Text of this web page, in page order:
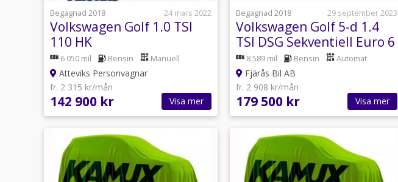
Begagnad 2018
24 mars 2022
Volkswagen Golf 1.0 TSI
110 HK
6 050 mil Bensin Manuell
Atteviks Personvagnar
fr. 2 315 kr/mån
142 900 kr Visa mer
Begagnad 2018
29 september 2023
Volkswagen Golf 5-d 1.4
TSI DSG Sekventiell Euro 6
125hk
8 589 mil Bensin Automat
Fjärås Bil AB
fr. 2 908 kr/mån
179 500 kr Visa mer